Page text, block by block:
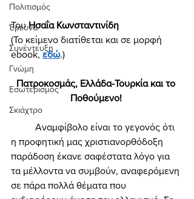
Πολιτισμός
Έρευνα
Συνέντευξη
Γνώμη
Εσωτερισμός
Σκιάχτρο
Του Ησαΐα Κωνσταντινίδη
(Το κείμενο διατίθεται και σε μορφή
ebook, εδώ.)
Πατροκοσμάς, Ελλάδα-Τουρκία και το
Ποθούμενο!
η προφητική μας χριστιανορθόδοξη
παράδοση έκανε σαφέστατα λόγο για
τα μέλλοντα να συμβούν, αναφερόμενη
σε πάρα πολλά θέματα που